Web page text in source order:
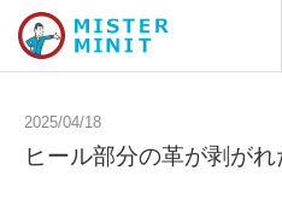
ミスターミニットについて
2025/04/18
ヒール部分の革が剥がれ